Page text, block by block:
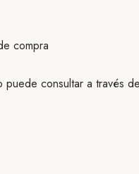
compra
consultar a través